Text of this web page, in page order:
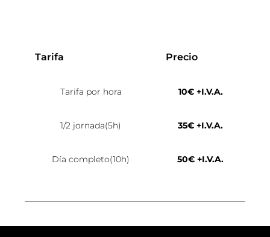
Tarifa Precio
Tarifa por hora 10€ +I.V.A.
1/2 jornada(5h) 35€ +I.V.A.
Día completo(10h) 50€ +I.V.A.